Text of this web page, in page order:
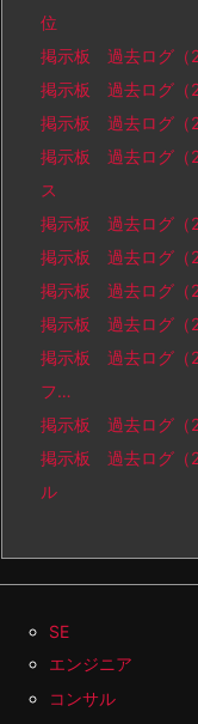
位
掲示板 過去ログ（
掲示板 過去ログ（
掲示板 過去ログ（
掲示板 過去ログ（
ス
掲示板 過去ログ（
掲示板 過去ログ（
掲示板 過去ログ（
掲示板 過去ログ（
掲示板 過去ログ（
フ…
掲示板 過去ログ（
掲示板 過去ログ（
ル
SE
エンジニア
コンサル